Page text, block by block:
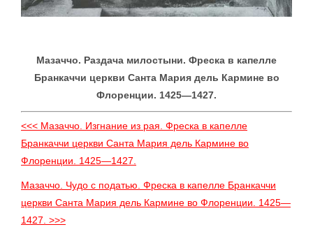
Мазаччо. Раздача милостыни. Фреска в капелле
Бранкаччи церкви Санта Мария дель Кармине во
Флоренции. 1425—1427.
<<< Мазаччо. Изгнание из рая. Фреска в капелле
Бранкаччи церкви Санта Мария дель Кармине во
Флоренции. 1425—1427.
Мазаччо. Чудо с податью. Фреска в капелле Бранкаччи
церкви Санта Мария дель Кармине во Флоренции. 1425—
1427. >>>